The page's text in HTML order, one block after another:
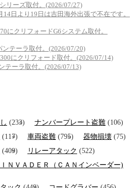
リーズ取付。(2026/07/27)
日より19日は吉田海外出張で不在です。
にクリフォードG6システム取付。
テーラ取付。(2026/07/20)
にクリフォード取付。(2026/07/14)
ーラ取付。(2026/07/13)
(233) ナンバープレート盗難 (106)
(117) 車両盗難 (795) 器物損壊 (75)
(409) リレーアタック (522)
ＮＶＡＤＥＲ（ＣＡＮインベーダー)